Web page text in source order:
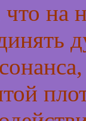
на